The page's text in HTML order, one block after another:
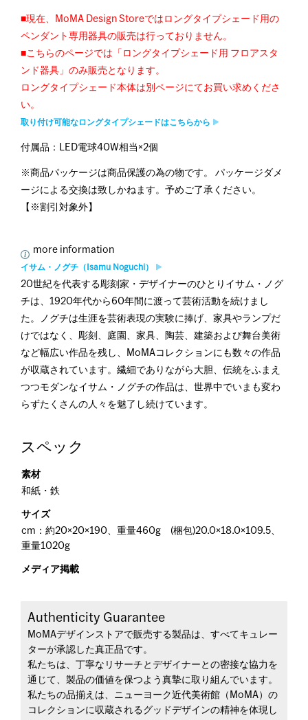
■現在、MoMA Design Storeではロングタイプシェード用の
ペンダント専用器具の販売は行っておりません。
■こちらのページでは「ロングタイプシェード用 フロアスタ
ンド器具」のみ販売となります。
ロングタイプシェード本体は別ページにてお買い求めくださ
い。
取り付け可能なロングタイプシェードはこちらから
付属品：LED電球40W相当×2個
※商品パッケージは商品保護の為の物です。 パッケージダメ
ージによる交換は致しかねます。予めご了承ください。
【※割引対象外】
more information
イサム・ノグチ（Isamu Noguchi）
20世紀を代表する彫刻家・デザイナーのひとりイサム・ノグ
チは、1920年代から60年間に渡って芸術活動を続けまし
た。ノグチは生涯を芸術表現の実験に捧げ、家具やランプだ
けではなく、彫刻、庭園、家具、陶芸、建築および舞台美術
など幅広い作品を残し、MoMAコレクションにも数々の作品
が収蔵されています。繊細でありながら大胆、伝統をふまえ
つつモダンなイサム・ノグチの作品は、世界中でいまも変わ
らずたくさんの人々を魅了し続けています。
スペック
素材
和紙・鉄
サイズ
cm：約20×20×190、重量460g (梱包)20.0×18.0×109.5、
重量1020g
メディア掲載
Authenticity Guarantee
MoMAデザインストアで販売する製品は、すべてキュレー
ターが承認した真正品です。
私たちは、丁寧なリサーチとデザイナーとの密接な協力を
通じて、製品の価値を保つよう真摯に取り組んでいます。
私たちの品揃えは、ニューヨーク近代美術館（MoMA）の
コレクションに収蔵されるグッドデザインの精神を体現し